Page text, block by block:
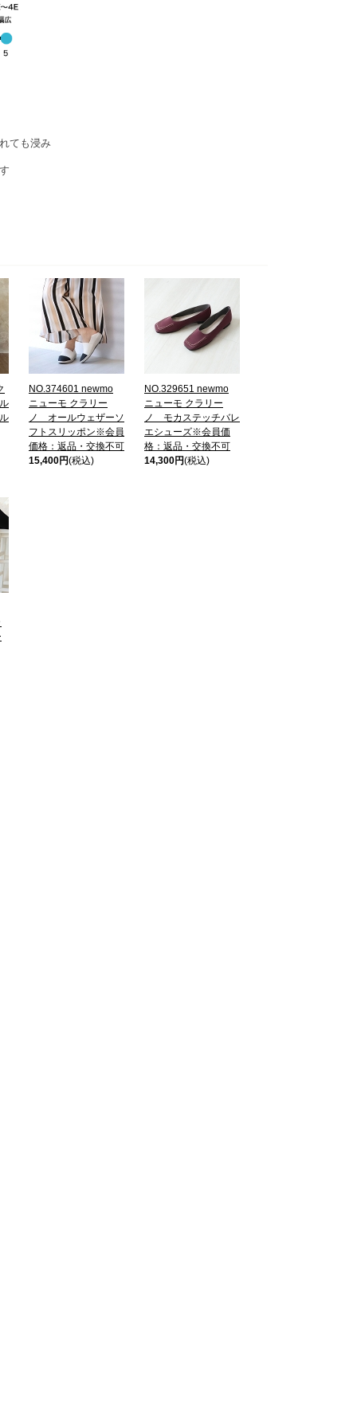
ても浸み
NO.374601 newmo
ニューモ クラリー
ノ オールウェザーソ
フトスリッポン※会員
価格：返品・交換不可
15,400円(税込)
NO.329651 newmo
ニューモ クラリー
ノ モカステッチバレ
エシューズ※会員価
格：返品・交換不可
14,300円(税込)